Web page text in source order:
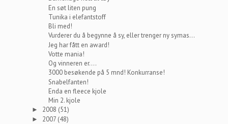
En søt liten pung
Tunika i elefantstoff
Bli med!
Vurderer du å begynne å sy, eller trenger ny symas...
Jeg har fått en award!
Votte mania!
Og vinneren er....
3000 besøkende på 5 mnd! Konkurranse!
Snabelfanten!
Enda en fleece kjole
Min 2. kjole
► 2008 (51)
► 2007 (48)